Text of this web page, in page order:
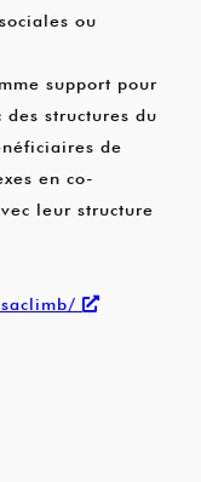
ou
support pour
des structures du
de
en co-
leur structure